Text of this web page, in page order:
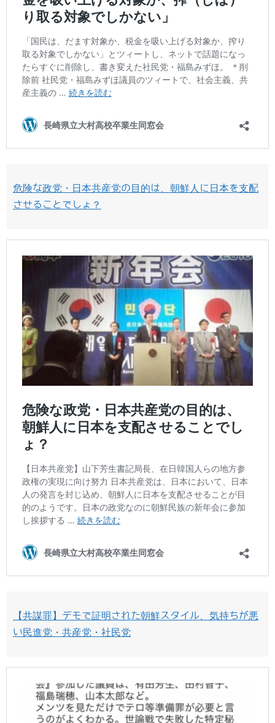
危険な政党・日本共産党の目的は、朝鮮人に日本を支配
させることでしょ？
【共謀罪】デモで証明された朝鮮スタイル、気持ちが悪
い民進党・共産党・社民党